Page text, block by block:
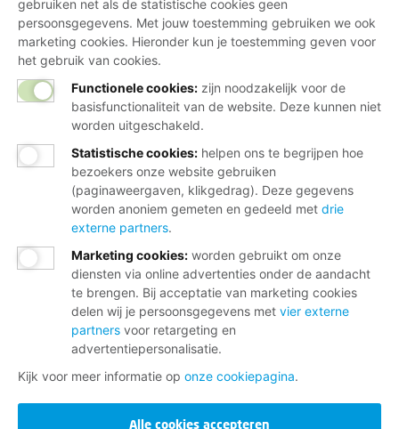
gebruiken net als de statistische cookies geen
persoonsgegevens. Met jouw toestemming gebruiken we ook
marketing cookies. Hieronder kun je toestemming geven voor
het gebruik van cookies.
Functionele cookies: zijn noodzakelijk voor de
basisfunctionaliteit van de website. Deze kunnen niet
worden uitgeschakeld.
Statistische cookies: helpen ons te begrijpen hoe
bezoekers onze website gebruiken
(paginaweergaven, klikgedrag). Deze gegevens
worden anoniem gemeten en gedeeld met drie
externe partners.
Marketing cookies: worden gebruikt om onze
diensten via online advertenties onder de aandacht
te brengen. Bij acceptatie van marketing cookies
delen wij je persoonsgegevens met vier externe
partners voor retargeting en
advertentiepersonalisatie.
Kijk voor meer informatie op onze cookiepagina.
Alle cookies accepteren